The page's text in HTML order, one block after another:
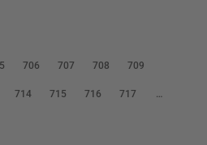
706 707 708 709
714 715 716 717 …